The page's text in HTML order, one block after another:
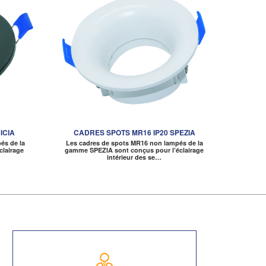
de la
CADRES SPOTS MR16 IP20 SPEZIA
Les cadres de spots MR16 non lampés de la
gamme SPEZIA sont conçus pour l’éclairage
intérieur des se…